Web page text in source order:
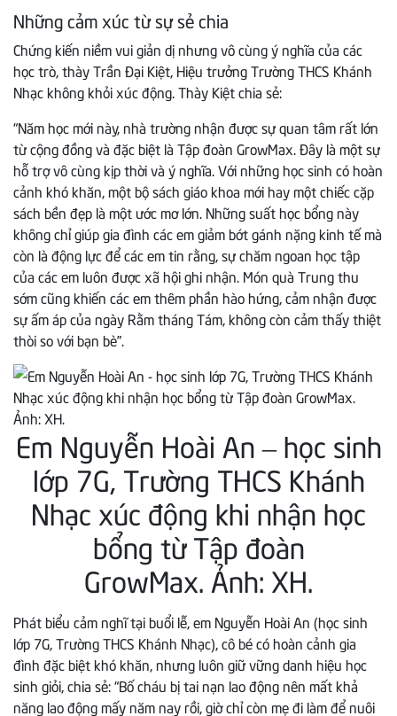
Những cảm xúc từ sự sẻ chia
Chứng kiến niềm vui giản dị nhưng vô cùng ý nghĩa của các
học trò, thày Trần Đại Kiệt, Hiệu trưởng Trường THCS Khánh
Nhạc không khỏi xúc động. Thày Kiệt chia sẻ:
“Năm học mới này, nhà trường nhận được sự quan tâm rất lớn
từ cộng đồng và đặc biệt là Tập đoàn GrowMax. Đây là một sự
hỗ trợ vô cùng kịp thời và ý nghĩa. Với những học sinh có hoàn
cảnh khó khăn, một bộ sách giáo khoa mới hay một chiếc cặp
sách bền đẹp là một ước mơ lớn. Những suất học bổng này
không chỉ giúp gia đình các em giảm bớt gánh nặng kinh tế mà
còn là động lực để các em tin rằng, sự chăm ngoan học tập
của các em luôn được xã hội ghi nhận. Món quà Trung thu
sớm cũng khiến các em thêm phần hào hứng, cảm nhận được
sự ấm áp của ngày Rằm tháng Tám, không còn cảm thấy thiệt
thòi so với bạn bè”.
Em Nguyễn Hoài An – học sinh
lớp 7G, Trường THCS Khánh
Nhạc xúc động khi nhận học
bổng từ Tập đoàn
GrowMax. Ảnh: XH.
Phát biểu cảm nghĩ tại buổi lễ, em Nguyễn Hoài An (học sinh
lớp 7G, Trường THCS Khánh Nhạc), cô bé có hoàn cảnh gia
đình đặc biệt khó khăn, nhưng luôn giữ vững danh hiệu học
sinh giỏi, chia sẻ: “Bố cháu bị tai nạn lao động nên mất khả
năng lao động mấy năm nay rồi, giờ chỉ còn mẹ đi làm để nuôi